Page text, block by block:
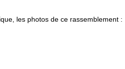
les photos de ce rassemblement :